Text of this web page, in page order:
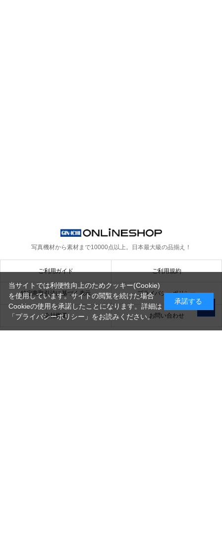
写真機材から素材まで10000点以上。 日本最大級の品揃え！
ご利用ガイド ご利用規約
特定商取引法に基づく表示 プライバシーポリシー
会社概要 お問い合わせ
当サイトでは利便性向上のためクッキー(Cookie)
を使用しています。サイトの閲覧を続けた場合
Cookieの使用を承諾したことになります。詳細は
「プライバシーポリシー」 をお読みください。
承諾する